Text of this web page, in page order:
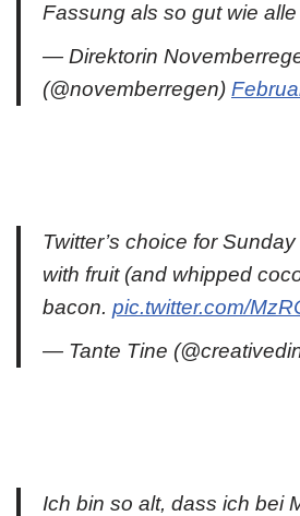
Fassung als so gut wie alle
— Direktorin
(@novemberregen)
Twitter’s choice for
with fruit (and whipped
bacon. pic.twitter.com/
— Tante Tine
Ich bin so alt, dass ich bei